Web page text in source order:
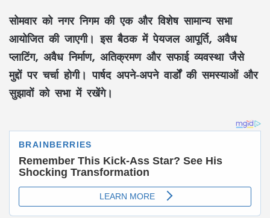
सोमवार को नगर निगम की एक और विशेष सामान्य सभा
आयोजित की जाएगी। इस बैठक में पेयजल आपूर्ति, अवैध
प्लाटिंग, अवैध निर्माण, अतिक्रमण और सफाई व्यवस्था जैसे
मुद्दों पर चर्चा होगी। पार्षद अपने-अपने वार्डों की समस्याओं और
सुझावों को सभा में रखेंगे।